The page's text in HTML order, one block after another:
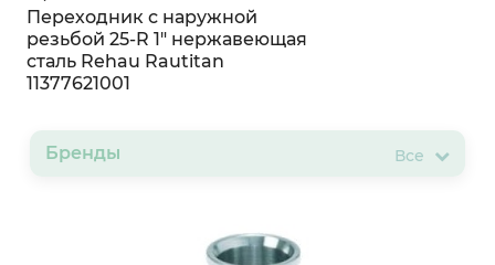
Переходник с наружной
резьбой 25-R 1" нержавеющая
сталь Rehau Rautitan
11377621001
Бренды Все